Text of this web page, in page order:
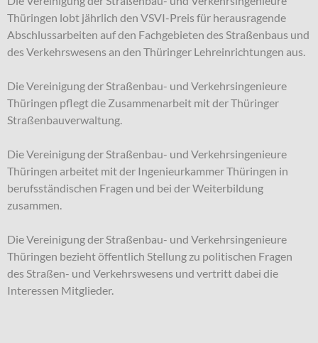
Thüringen lobt jährlich den VSVI-Preis für herausragende
Abschlussarbeiten auf den Fachgebieten des Straßenbaus und
des Verkehrswesens an den Thüringer Lehreinrichtungen aus.
Die Vereinigung der Straßenbau- und Verkehrsingenieure
Thüringen pflegt die Zusammenarbeit mit der Thüringer
Straßenbauverwaltung.
Die Vereinigung der Straßenbau- und Verkehrsingenieure
Thüringen arbeitet mit der Ingenieurkammer Thüringen in
berufsständischen Fragen und bei der Weiterbildung
zusammen.
Die Vereinigung der Straßenbau- und Verkehrsingenieure
Thüringen bezieht öffentlich Stellung zu politischen Fragen
des Straßen- und Verkehrswesens und vertritt dabei die
Interessen Mitglieder.